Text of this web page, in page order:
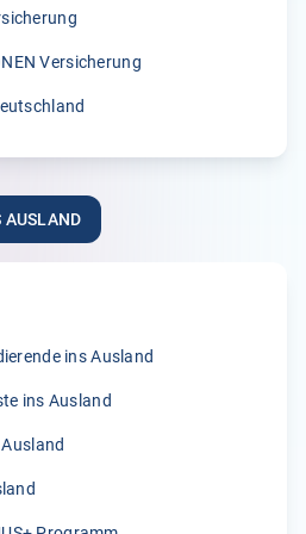
Assekuradeur GmbH. Der
der Ansprechpartner
und der
Versicherung
AUSLAND
ins Ausland
ins Ausland